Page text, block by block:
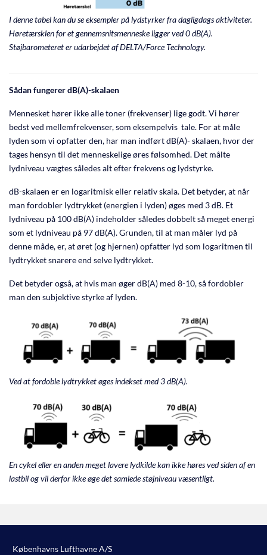
I denne tabel kan du se eksempler på lydstyrker fra dagligdags aktiviteter.
Høretærsklen for et gennemsnitsmenneske ligger ved 0 dB(A).
Støjbarometeret er udarbejdet af DELTA/Force Technology.
Sådan fungerer dB(A)-skalaen
Mennesket hører ikke alle toner (frekvenser) lige godt. Vi hører
bedst ved mellemfrekvenser, som eksempelvis tale. For at måle
lyden som vi opfatter den, har man indført dB(A)- skalaen, hvor der
tages hensyn til det menneskelige øres følsomhed. Det målte
lydniveau vægtes således alt efter frekvens og lydstyrke.
dB-skalaen er en logaritmisk eller relativ skala. Det betyder, at når
man fordobler lydtrykket (energien i lyden) øges med 3 dB. Et
lydniveau på 100 dB(A) indeholder således dobbelt så meget energi
som et lydniveau på 97 dB(A). Grunden, til at man måler lyd på
denne måde, er, at øret (og hjernen) opfatter lyd som logaritmen til
lydtrykket snarere end selve lydtrykket.
Det betyder også, at hvis man øger dB(A) med 8-10, så fordobler
man den subjektive styrke af lyden.
Ved at fordoble lydtrykket øges indekset med 3 dB(A).
En cykel eller en anden meget lavere lydkilde kan ikke høres ved siden af ​​en
lastbil og vil derfor ikke øge det samlede støjniveau væsentligt.
Københavns Lufthavne A/S